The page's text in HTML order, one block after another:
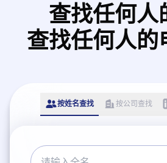
查找任何人
查找任何人的
按姓名查找 按公司查找